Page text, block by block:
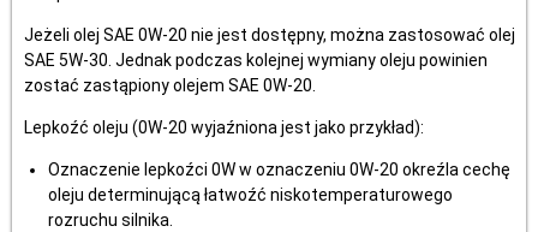
Jeżeli olej SAE 0W-20 nie jest dostępny, można zastosować olej
SAE 5W-30. Jednak podczas kolejnej wymiany oleju powinien
zostać zastąpiony olejem SAE 0W-20.
Lepkoźć oleju (0W-20 wyjaźniona jest jako przykład):
Oznaczenie lepkoźci 0W w oznaczeniu 0W-20 okreźla cechę
oleju determinującą łatwoźć niskotemperaturowego
rozruchu silnika.